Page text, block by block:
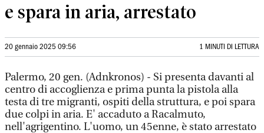
e spara in aria, arrestato
20 gennaio 2025 09:56 1 MINUTI DI LETTURA
Palermo, 20 gen. (Adnkronos) - Si presenta davanti al
centro di accoglienza e prima punta la pistola alla
testa di tre migranti, ospiti della struttura, e poi spara
due colpi in aria. E' accaduto a Racalmuto,
nell'agrigentino. L'uomo, un 45enne, è stato arrestato